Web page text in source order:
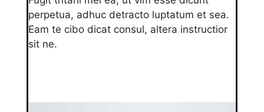
perpetua, adhuc detracto luptatum et sea.
Eam te cibo dicat consul, altera instructior
sit ne.